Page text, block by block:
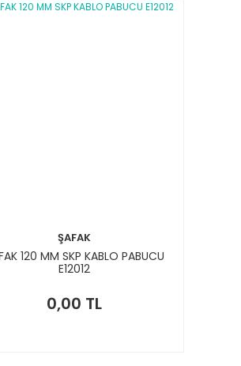
ŞAFAK
120 MM SKP KABLO PABUCU
E12012
0,00 TL